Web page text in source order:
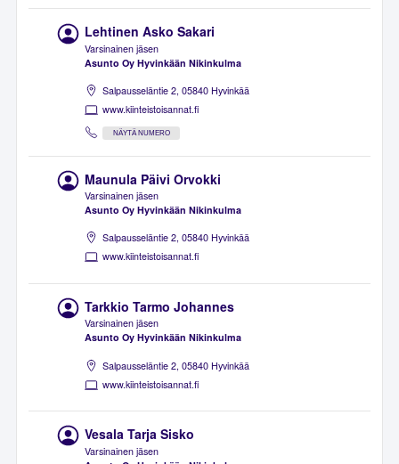
Lehtinen Asko Sakari
Varsinainen jäsen
Asunto Oy Hyvinkään Nikinkulma
Salpausseläntie 2, 05840 Hyvinkää
www.kiinteistoisannat.fi
NÄYTÄ NUMERO
Maunula Päivi Orvokki
Varsinainen jäsen
Asunto Oy Hyvinkään Nikinkulma
Salpausseläntie 2, 05840 Hyvinkää
www.kiinteistoisannat.fi
Tarkkio Tarmo Johannes
Varsinainen jäsen
Asunto Oy Hyvinkään Nikinkulma
Salpausseläntie 2, 05840 Hyvinkää
www.kiinteistoisannat.fi
Vesala Tarja Sisko
Varsinainen jäsen